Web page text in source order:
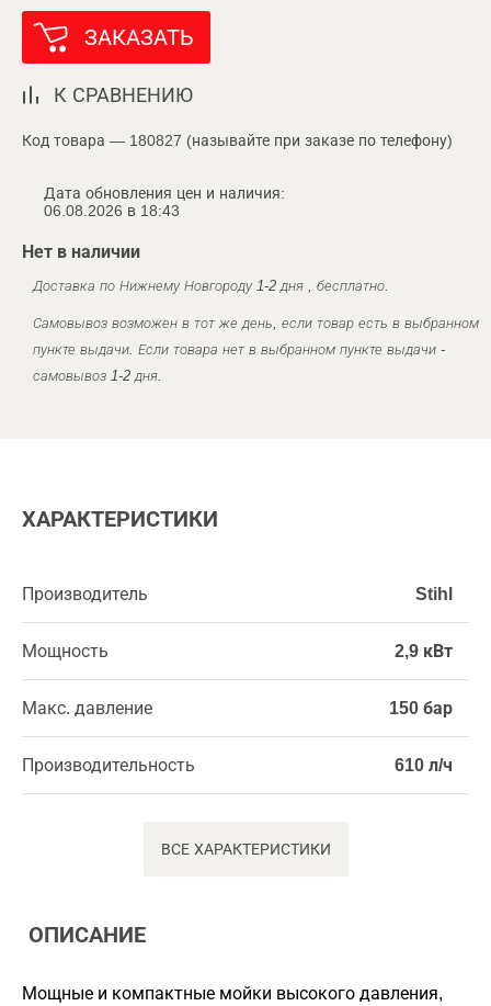
ЗАКАЗАТЬ
К СРАВНЕНИЮ
Код товара — 180827 (называйте при заказе по телефону)
Дата обновления цен и наличия:
06.08.2026 в 18:43
Нет в наличии
Доставка по Нижнему Новгороду 1-2 дня , бесплатно.
Самовывоз возможен в тот же день, если товар есть в выбранном
пункте выдачи. Если товара нет в выбранном пункте выдачи -
самовывоз 1-2 дня.
ХАРАКТЕРИСТИКИ
Производитель Stihl
Мощность 2,9 кВт
Макс. давление 150 бар
Производительность 610 л/ч
ВСЕ ХАРАКТЕРИСТИКИ
ОПИСАНИЕ
Мощные и компактные мойки высокого давления,